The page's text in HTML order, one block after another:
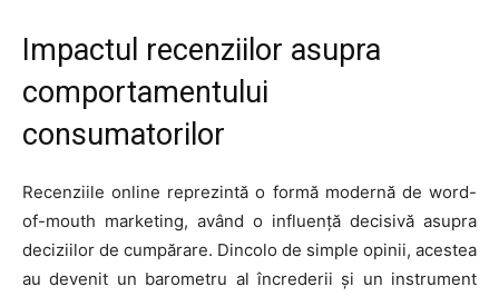
Impactul recenziilor asupra
comportamentului
consumatorilor
Recenziile online reprezintă o formă modernă de word-
of-mouth marketing, având o influență decisivă asupra
deciziilor de cumpărare. Dincolo de simple opinii, acestea
au devenit un barometru al încrederii și un instrument